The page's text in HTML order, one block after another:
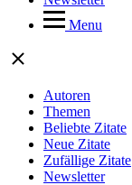
Menu
Autoren
Themen
Beliebte Zitate
Neue Zitate
Zufällige Zitate
Newsletter